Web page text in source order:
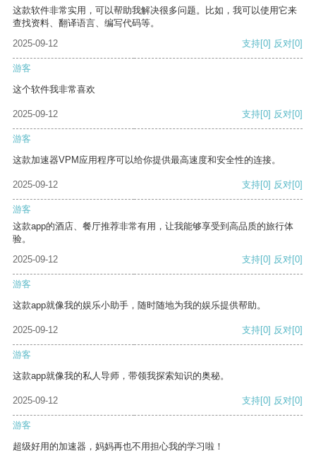
这款软件非常实用，可以帮助我解决很多问题。比如，我可以使用它来
查找资料、翻译语言、编写代码等。
2025-09-12
支持[0] 反对[0]
游客
这个软件我非常喜欢
2025-09-12 支持[0] 反对[0]
游客
这款加速器VPM应用程序可以给你提供最高速度和安全性的连接。
2025-09-12 支持[0] 反对[0]
游客
这款app的酒店、餐厅推荐非常有用，让我能够享受到高品质的旅行体
验。
2025-09-12
支持[0] 反对[0]
游客
这款app就像我的娱乐小助手，随时随地为我的娱乐提供帮助。
2025-09-12 支持[0] 反对[0]
游客
这款app就像我的私人导师，带领我探索知识的奥秘。
2025-09-12 支持[0] 反对[0]
游客
超级好用的加速器，妈妈再也不用担心我的学习啦！